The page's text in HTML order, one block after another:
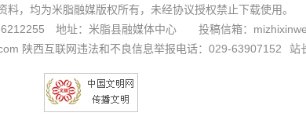
，均为米脂融媒版权所有，未经协议授权禁止下载使用。
6212255 地址：米脂县融媒体中心 投稿信箱：
陕西互联网违法和不良信息举报电话：029-63907152
站